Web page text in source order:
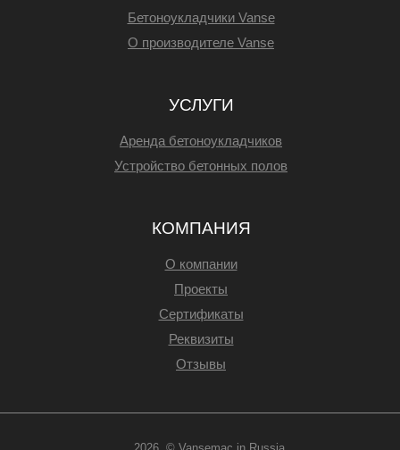
Бетоноукладчики Vanse
О производителе Vanse
УСЛУГИ
Аренда бетоноукладчиков
Устройство бетонных полов
КОМПАНИЯ
О компании
Проекты
Сертификаты
Реквизиты
Отзывы